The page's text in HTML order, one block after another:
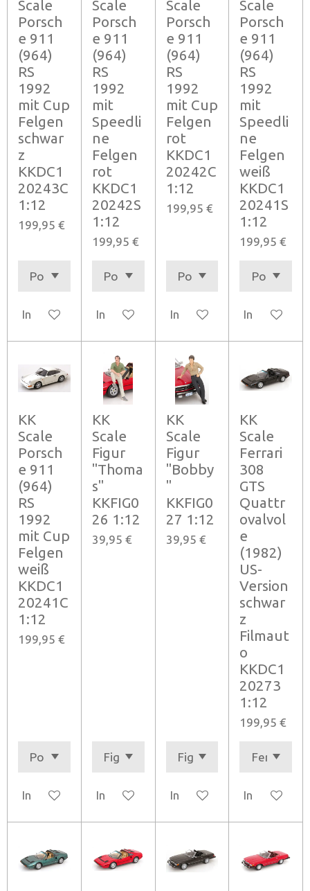
Scale
Porsch
e 911
(964)
RS
1992
mit Cup
Felgen
schwar
z
KKDC1
20243C
1:12
199,95 €
In den Warenkorb
Scale
Porsch
e 911
(964)
RS
1992
mit
Speedli
ne
Felgen
rot
KKDC1
20242S
1:12
199,95 €
In den Warenkorb
Scale
Porsch
e 911
(964)
RS
1992
mit Cup
Felgen
rot
KKDC1
20242C
1:12
199,95 €
In den Warenkorb
Scale
Porsch
e 911
(964)
RS
1992
mit
Speedli
ne
Felgen
weiß
KKDC1
20241S
1:12
199,95 €
In den
KK
Scale
Porsch
e 911
(964)
RS
1992
mit Cup
Felgen
weiß
KKDC1
20241C
1:12
199,95 €
In den Warenkorb
KK
Scale
Figur
"Thoma
s"
KKFIG0
26 1:12
39,95 €
In den Warenkorb
KK
Scale
Figur
"Bobby
"
KKFIG0
27 1:12
39,95 €
In den Warenkorb
KK
Scale
Ferrari
308
GTS
Quattr
ovalvol
e
(1982)
US-
Version
schwar
z
Filmaut
o
KKDC1
20273
1:12
199,95 €
In den